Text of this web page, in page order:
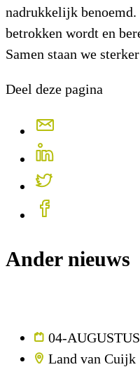
nadrukkelijk
betrokken wordt en
Samen staan we
Deel deze pagina
Ander nieuws
04-
Land van Cuijk